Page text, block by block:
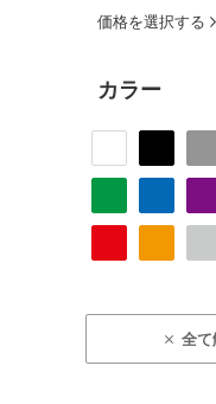
価格を選択する
カラー
全て